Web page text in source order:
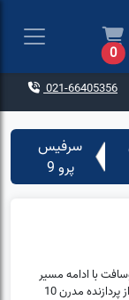
0
021-66405356
سرفیس
پرو 9
با ادامه مسیر
طلایی پیشین خود، اما با بهره از پردازنده مدرن 10